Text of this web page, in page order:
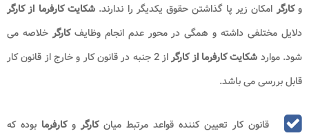
وکارگر امکان زیر پا گذاشتن حقوق یکدیگر را ندارند.شکایت کارفرما از کارگر
دلایل مختلفی داشته و همگی در محور عدم انجام وظایفکارگرخلاصه می
شود. موارد شکایت کارفرما از کارگر
از 2 جنبه در قانون کار و خارج از قانون کار
قابل بررسی می باشد.
قانون کار تعیین کننده قواعد مرتبط میانکارگر وکارفرما بوده که